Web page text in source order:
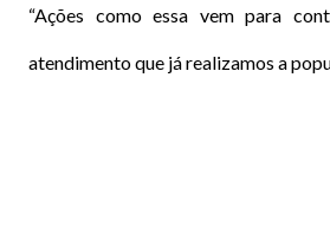
“Ações como essa vem para
atendimento que já realizamos a